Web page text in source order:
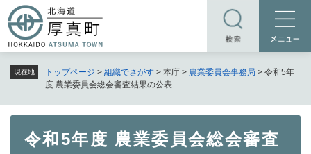
ー
ジ
で
現在地 トップページ > 組織でさがす > 本庁 > 農業委員会事務局 > 令和5年
度 農業委員会総会審査結果の公表
令和5年度 農業委員会総会審査